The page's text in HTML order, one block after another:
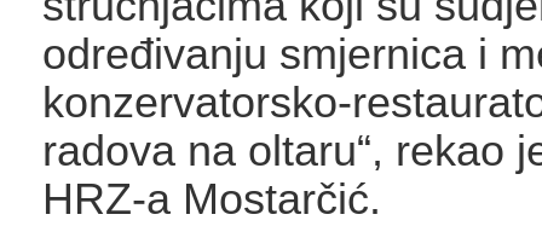
određivanju smjernica i
konzervatorsko-
radova na oltaru“, rekao
HRZ-a Mostarčić.